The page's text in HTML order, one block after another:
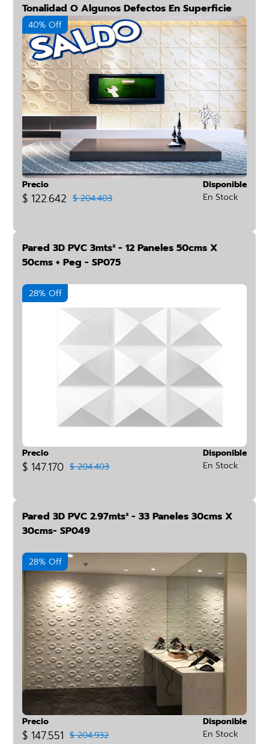
Tonalidad O Algunos Defectos En Superficie
40% Off
Precio
$ 122.642 $ 204.403
Disponible
En Stock
Pared 3D PVC 3mts² - 12 Paneles 50cms X
50cms + Peg - SP075
28% Off
Precio
$ 147.170 $ 204.403
Disponible
En Stock
Pared 3D PVC 2.97mts² - 33 Paneles 30cms X
30cms- SP049
28% Off
Precio
$ 147.551 $ 204.932
Disponible
En Stock